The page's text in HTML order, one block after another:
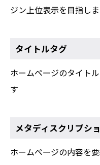
ジン上位表示を目指しま
タイトルタグ
ホームページのタイト
す
メタディスクリプシ
ホームページの内容を